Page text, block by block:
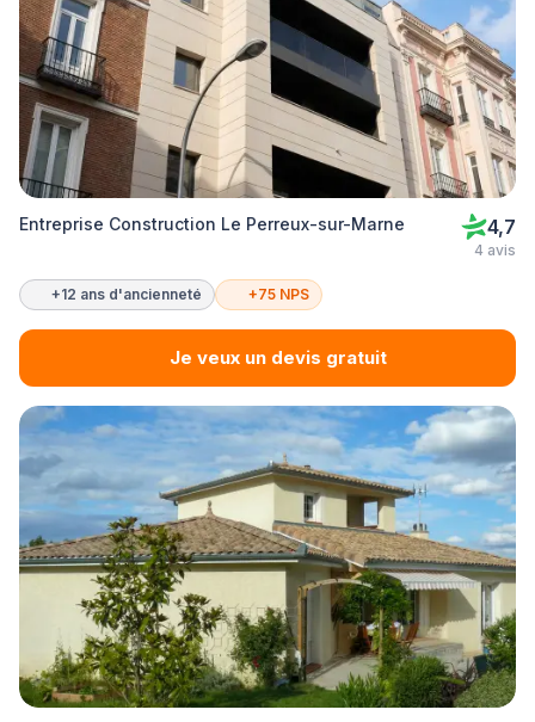
Entreprise Construction Le Perreux-sur-Marne 4,7
4 avis
+12 ans d'ancienneté +75 NPS
Je veux un devis gratuit